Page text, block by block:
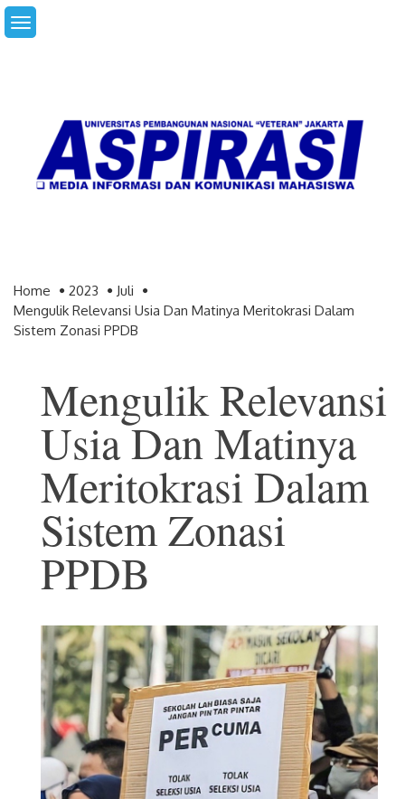
Skip
to
Home 2023
Juli
Mengulik Relevansi Usia Dan Matinya Meritokrasi Dalam
Sistem Zonasi PPDB
Mengulik Relevansi
Usia Dan Matinya
Meritokrasi Dalam
Sistem Zonasi
PPDB